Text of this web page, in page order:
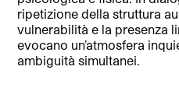
ripetizione della struttura
vulnerabilità e la presenza
evocano un’atmosfera
ambiguità simultanei.